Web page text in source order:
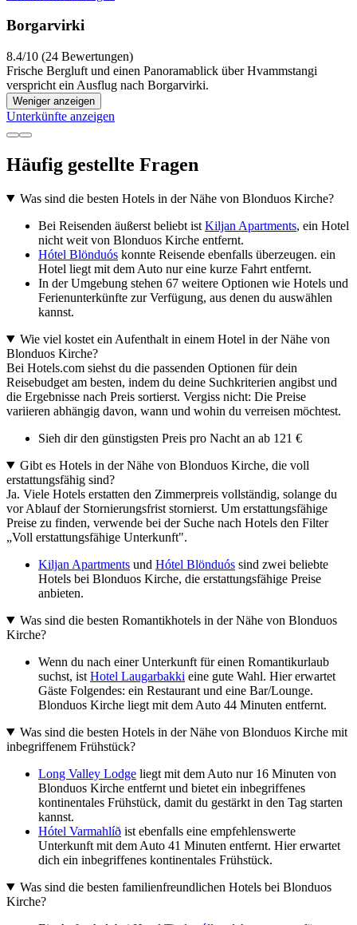
Borgarvirki
8.4/10 (24 Bewertungen)
Frische Bergluft und einen Panoramablick über Hvammstangi
verspricht ein Ausflug nach Borgarvirki.
Weniger anzeigen
Unterkünfte anzeigen
Häufig gestellte Fragen
Was sind die besten Hotels in der Nähe von Blonduos Kirche?
Bei Reisenden äußerst beliebt ist Kiljan Apartments, ein Hotel
nicht weit von Blonduos Kirche entfernt.
Hótel Blönduós konnte Reisende ebenfalls überzeugen. ein
Hotel liegt mit dem Auto nur eine kurze Fahrt entfernt.
In der Umgebung stehen 67 weitere Optionen wie Hotels und
Ferienunterkünfte zur Verfügung, aus denen du auswählen
kannst.
Wie viel kostet ein Aufenthalt in einem Hotel in der Nähe von
Blonduos Kirche?
Bei Hotels.com siehst du die passenden Optionen für dein
Reisebudget am besten, indem du deine Suchkriterien angibst und
die Ergebnisse nach Preis sortierst. Vergiss nicht: Die Preise
variieren abhängig davon, wann und wohin du verreisen möchtest.
Sieh dir den günstigsten Preis pro Nacht an ab 121 €
Gibt es Hotels in der Nähe von Blonduos Kirche, die voll
erstattungsfähig sind?
Ja. Viele Hotels erstatten den Zimmerpreis vollständig, solange du
vor Ablauf der Stornierungsfrist stornierst. Um erstattungsfähige
Preise zu finden, verwende bei der Suche nach Hotels den Filter
„Voll erstattungsfähige Unterkunft".
Kiljan Apartments und Hótel Blönduós sind zwei beliebte
Hotels bei Blonduos Kirche, die erstattungsfähige Preise
anbieten.
Was sind die besten Romantikhotels in der Nähe von Blonduos
Kirche?
Wenn du nach einer Unterkunft für einen Romantikurlaub
suchst, ist Hotel Laugarbakki eine gute Wahl. Hier erwartet
Gäste Folgendes: ein Restaurant und eine Bar/Lounge.
Blonduos Kirche liegt mit dem Auto 44 Minuten entfernt.
Was sind die besten Hotels in der Nähe von Blonduos Kirche mit
inbegriffenem Frühstück?
Long Valley Lodge liegt mit dem Auto nur 16 Minuten von
Blonduos Kirche entfernt und bietet ein inbegriffenes
kontinentales Frühstück, damit du gestärkt in den Tag starten
kannst.
Hótel Varmahlíð ist ebenfalls eine empfehlenswerte
Unterkunft mit dem Auto 41 Minuten entfernt. Hier erwartet
dich ein inbegriffenes kontinentales Frühstück.
Was sind die besten familienfreundlichen Hotels bei Blonduos
Kirche?